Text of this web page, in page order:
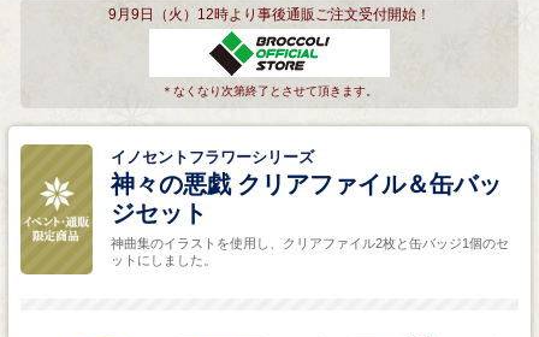
9月9日（火）12時より事後通販ご注文受付開始！
＊なくなり次第終了とさせて頂きます。
イノセントフラワーシリーズ
神々の悪戯 クリアファイル＆缶バッ
ジセット
神曲集のイラストを使用し、クリアファイル2枚と缶バッジ1個のセ
ットにしました。